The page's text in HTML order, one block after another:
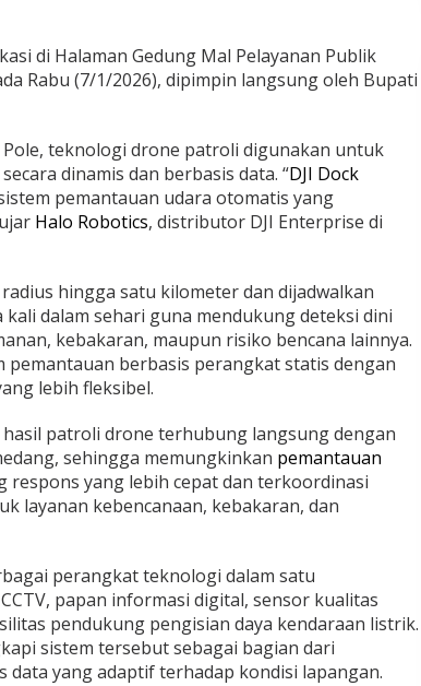
di Halaman Gedung Mal Pelayanan Publik
Rabu (7/1/2026), dipimpin langsung oleh Bupati
teknologi drone patroli digunakan untuk
dinamis dan berbasis data. “DJI Dock
pemantauan udara otomatis yang
Halo Robotics, distributor DJI Enterprise di
hingga satu kilometer dan dijadwalkan
dalam sehari guna mendukung deteksi dini
kebakaran, maupun risiko bencana lainnya.
pemantauan berbasis perangkat statis dengan
lebih fleksibel.
patroli drone terhubung langsung dengan
sehingga memungkinkan pemantauan
respons yang lebih cepat dan terkoordinasi
layanan kebencanaan, kebakaran, dan
perangkat teknologi dalam satu
papan informasi digital, sensor kualitas
pendukung pengisian daya kendaraan listrik.
sistem tersebut sebagai bagian dari
data yang adaptif terhadap kondisi lapangan.